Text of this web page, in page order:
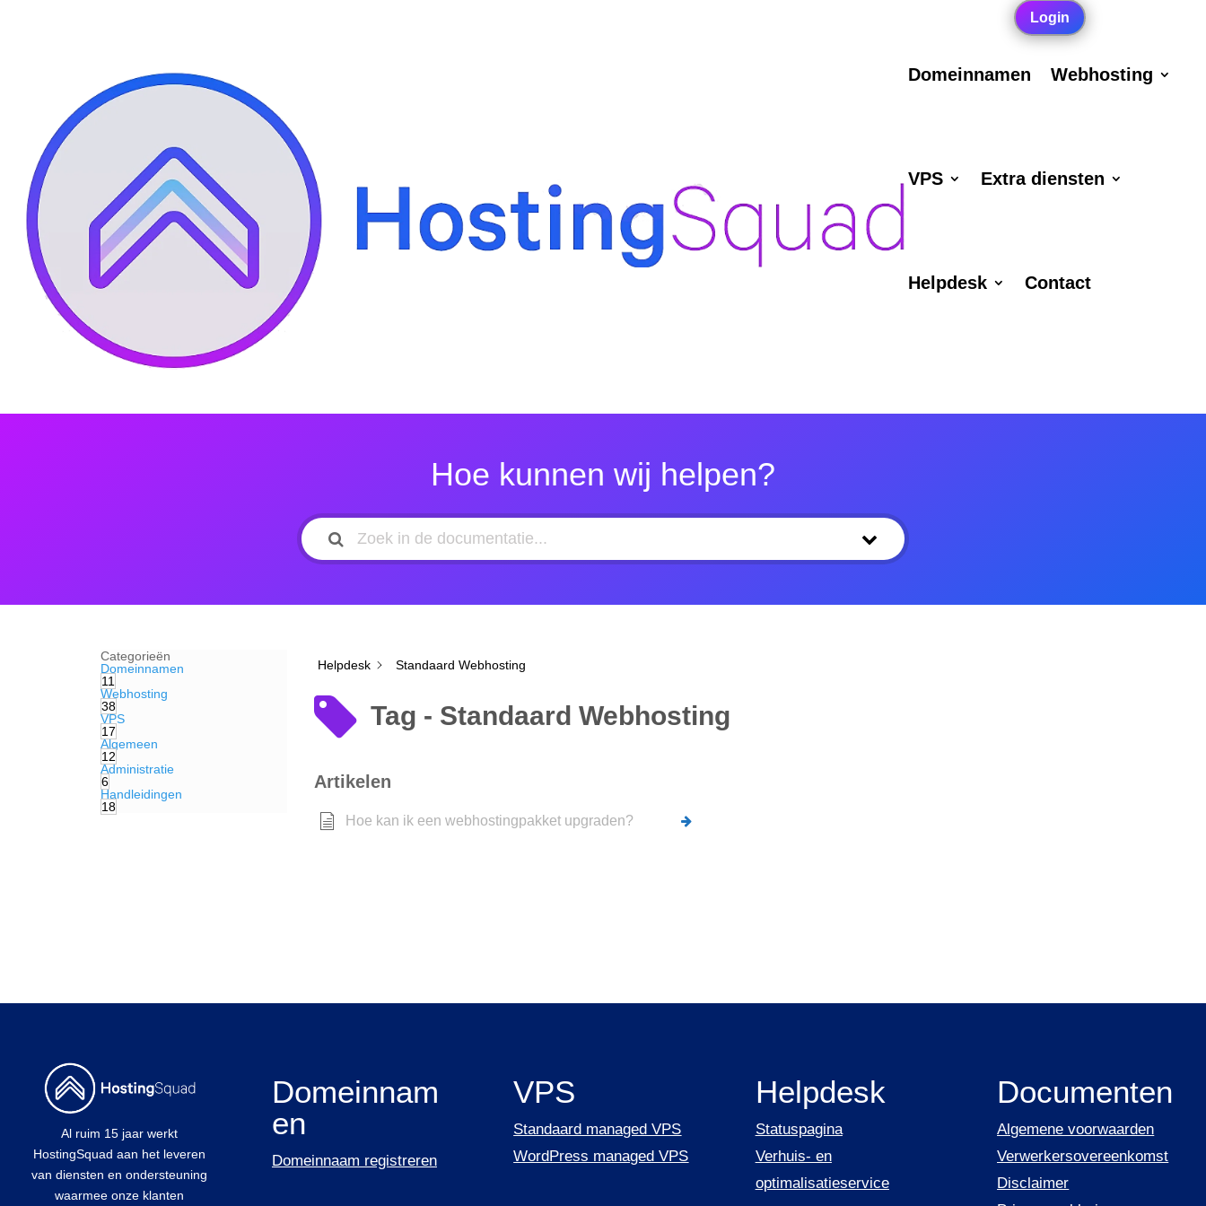
Login
Domeinnamen Webhosting
VPS Extra diensten
Helpdesk Contact
Hoe kunnen wij helpen?
Categorieën
Domeinnamen
11
Webhosting
38
VPS
17
Algemeen
12
Administratie
6
Handleidingen
18
Helpdesk Standaard Webhosting
Tag - Standaard Webhosting
Artikelen
Hoe kan ik een webhostingpakket upgraden?
Al ruim 15 jaar werkt
HostingSquad aan het leveren
van diensten en ondersteuning
waarmee onze klanten
Domeinnam
en
Domeinnaam registreren
VPS
Standaard managed VPS
WordPress managed VPS
Helpdesk
Statuspagina
Verhuis- en
optimalisatieservice
Documenten
Algemene voorwaarden
Verwerkersovereenkomst
Disclaimer